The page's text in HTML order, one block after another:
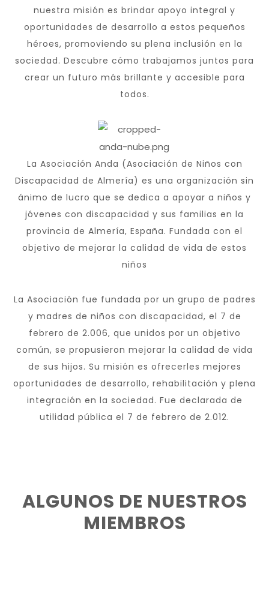
nuestra misión es brindar apoyo integral y
oportunidades de desarrollo a estos pequeños
héroes, promoviendo su plena inclusión en la
sociedad. Descubre cómo trabajamos juntos para
crear un futuro más brillante y accesible para
todos.
La Asociación Anda (Asociación de Niños con
Discapacidad de Almería) es una organización sin
ánimo de lucro que se dedica a apoyar a niños y
jóvenes con discapacidad y sus familias en la
provincia de Almería, España. Fundada con el
objetivo de mejorar la calidad de vida de estos
niños
La Asociación fue fundada por un grupo de padres
y madres de niños con discapacidad, el 7 de
febrero de 2.006, que unidos por un objetivo
común, se propusieron mejorar la calidad de vida
de sus hijos. Su misión es ofrecerles mejores
oportunidades de desarrollo, rehabilitación y plena
integración en la sociedad. Fue declarada de
utilidad pública el 7 de febrero de 2.012.
ALGUNOS DE NUESTROS
MIEMBROS